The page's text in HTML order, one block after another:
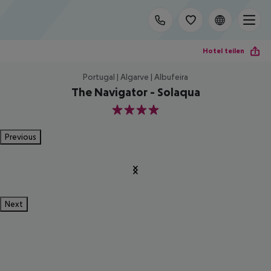
Hotel teilen
Portugal | Algarve | Albufeira
The Navigator - Solaqua
4
Previous
Next